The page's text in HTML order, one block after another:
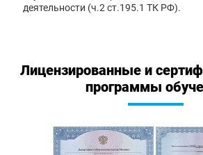
деятельности (ч.2 ст.195.1 ТК РФ).
Лицензированные и
программы